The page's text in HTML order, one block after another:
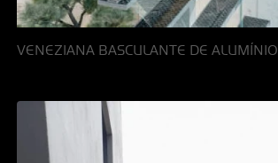
VENEZIANA BASCULANTE DE ALUMÍNIO